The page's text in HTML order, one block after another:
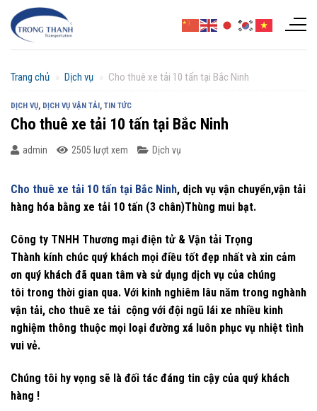
Chuyển
đến
Trang chủ » Dịch vụ » Cho thuê xe tải 10 tấn tại Bắc Ninh
DỊCH VỤ, DỊCH VỤ VẬN TẢI, TIN TỨC
Cho thuê xe tải 10 tấn tại Bắc Ninh
admin 2505 lượt xem Dịch vụ
Cho thuê xe tải 10 tấn tại Bắc Ninh, dịch vụ vận chuyển,vận tải
hàng hóa bằng xe tải 10 tấn (3 chân)Thùng mui bạt.
Công ty TNHH Thương mại điện tử & Vận tải Trọng
Thành kính chúc quý khách mọi điều tốt đẹp nhất và xin cảm
ơn quý khách đã quan tâm và sử dụng dịch vụ của chúng
tôi trong thời gian qua. Với kinh nghiêm lâu năm trong nghành
vận tải, cho thuê xe tải cộng với đội ngũ lái xe nhiều kinh
nghiệm thông thuộc mọi loại đường xá luôn phục vụ nhiệt tình
vui vẻ.
Chúng tôi hy vọng sẽ là đối tác đáng tin cậy của quý khách
hàng !